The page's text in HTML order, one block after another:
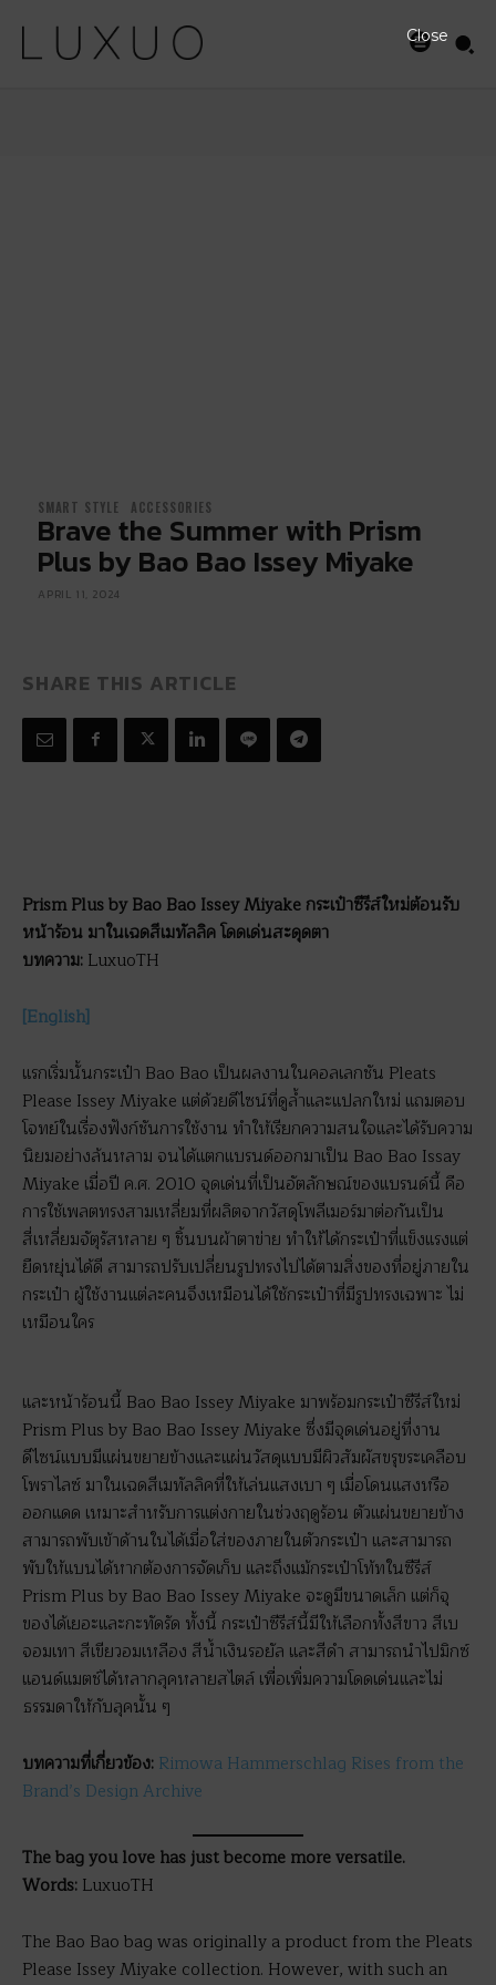
SMART STYLE ACCESSORIES
Brave the Summer with Prism
Plus by Bao Bao Issey Miyake
APRIL 11, 2024
SHARE THIS ARTICLE
Prism Plus by Bao Bao Issey Miyake กระเป๋าซีรีส์ใหม่ต้อนรับ
หน้าร้อน มาในเฉดสีเมทัลลิค โดดเด่นสะดุดตา
บทความ: LuxuoTH
[English]
แรกเริ่มนั้นกระเป๋า Bao Bao เป็นผลงานในคอลเลกชัน Pleats
Please Issey Miyake แต่ด้วยดีไซน์ที่ดูล้ำและแปลกใหม่ แถมตอบ
โจทย์ในเรื่องฟังก์ชันการใช้งาน ทำให้เรียกความสนใจและได้รับความ
นิยมอย่างล้นหลาม จนได้แตกแบรนด์ออกมาเป็น Bao Bao Issay
Miyake เมื่อปี ค.ศ. 2010 จุดเด่นที่เป็นอัตลักษณ์ของแบรนด์นี้ คือ
การใช้เพลตทรงสามเหลี่ยมที่ผลิตจากวัสดุโพลีเมอร์มาต่อกันเป็น
สี่เหลี่ยมจัตุรัสหลาย ๆ ชิ้นบนผ้าตาข่าย ทำให้ได้กระเป๋าที่แข็งแรงแต่
ยืดหยุ่นได้ดี สามารถปรับเปลี่ยนรูปทรงไปได้ตามสิ่งของที่อยู่ภายใน
กระเป๋า ผู้ใช้งานแต่ละคนจึงเหมือนได้ใช้กระเป๋าที่มีรูปทรงเฉพาะ ไม่
เหมือนใคร
และหน้าร้อนนี้ Bao Bao Issey Miyake มาพร้อมกระเป๋าซีรีส์ใหม่
Prism Plus by Bao Bao Issey Miyake ซึ่งมีจุดเด่นอยู่ที่งาน
ดีไซน์แบบมีแผ่นขยายข้างและแผ่นวัสดุแบบมีผิวสัมผัสขรุขระเคลือบ
โพราไลซ์ มาในเฉดสีเมทัลลิคที่ให้เล่นแสงเบา ๆ เมื่อโดนแสงหรือ
ออกแดด เหมาะสำหรับการแต่งกายในช่วงฤดูร้อน ตัวแผ่นขยายข้าง
สามารถพับเข้าด้านในได้เมื่อใส่ของภายในตัวกระเป๋า และสามารถ
พับให้แบนได้หากต้องการจัดเก็บ และถึงแม้กระเป๋าโท้ทในซีรีส์
Prism Plus by Bao Bao Issey Miyake จะดูมีขนาดเล็ก แต่ก็จุ
ของได้เยอะและกะทัดรัด ทั้งนี้ กระเป๋าซีรีส์นี้มีให้เลือกทั้งสีขาว สีเบ
จอมเทา สีเขียวอมเหลือง สีน้ำเงินรอยัล และสีดำ สามารถนำไปมิกซ์
แอนด์แมตช์ได้หลากลุคหลายสไตล์ เพื่อเพิ่มความโดดเด่นและไม่
ธรรมดาให้กับลุคนั้น ๆ
บทความที่เกี่ยวข้อง: Rimowa Hammerschlag Rises from the
Brand’s Design Archive
The bag you love has just become more versatile.
Words: LuxuoTH
The Bao Bao bag was originally a product from the Pleats
Please Issey Miyake collection. However, with such an
Close